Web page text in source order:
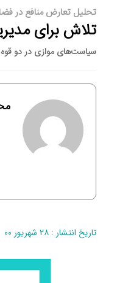
تحلیل تعارض منافع در
تلاش برای
سیاست‌های موازی در دو قوه
تاریخ انتشار : ۲۸ شهریور ۰۰